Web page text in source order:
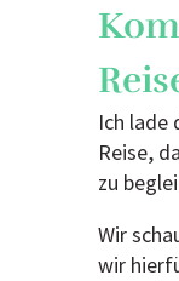
Ich lade
Reise,
zu
Wir
wir